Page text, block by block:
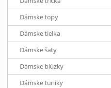
Dámske topy
Dámske tielka
Dámske šaty
Dámske blúzky
Dámske tuniky